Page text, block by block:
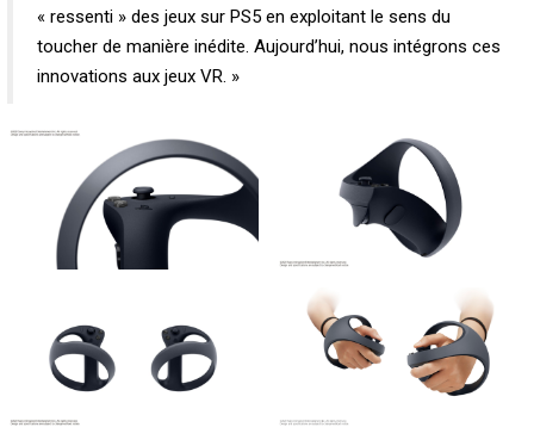
« ressenti » des jeux sur PS5 en exploitant le sens du
toucher de manière inédite. Aujourd’hui, nous intégrons ces
innovations aux jeux VR. »